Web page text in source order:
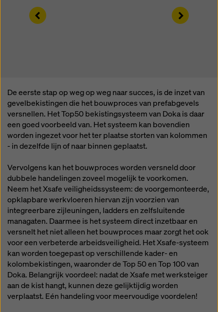
Left Right
De eerste stap op weg op weg naar succes, is de inzet van
gevelbekistingen die het bouwproces van prefabgevels
versnellen. Het Top50 bekistingsysteem van Doka is daar
een goed voorbeeld van. Het systeem kan bovendien
worden ingezet voor het ter plaatse storten van kolommen
- in dezelfde lijn of naar binnen geplaatst.
Vervolgens kan het bouwproces worden versneld door
dubbele handelingen zoveel mogelijk te voorkomen.
Neem het Xsafe veiligheidssysteem: de voorgemonteerde,
opklapbare werkvloeren hiervan zijn voorzien van
integreerbare zijleuningen, ladders en zelfsluitende
managaten. Daarmee is het systeem direct inzetbaar en
versnelt het niet alleen het bouwproces maar zorgt het ook
voor een verbeterde arbeidsveiligheid. Het Xsafe-systeem
kan worden toegepast op verschillende kader- en
kolombekistingen, waaronder de Top 50 en Top 100 van
Doka. Belangrijk voordeel: nadat de Xsafe met werksteiger
aan de kist hangt, kunnen deze gelijktijdig worden
verplaatst. Eén handeling voor meervoudige voordelen!
toestemming is vereist weigeren door te klikken op
'Weigeren' of door uw
aan te
cookie-instellingenonderaan deze website.
Meer informatie over onze cookiesin ons
privacybeleid . Wij bieden u ook de mogelijkheid om
uw cookies te selecteren (geavanceerde cookie-
instellingen).